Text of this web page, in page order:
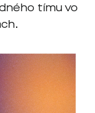
tímu vo